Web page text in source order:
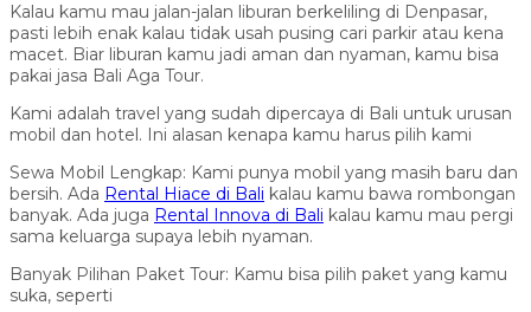
Kalau kamu mau jalan-jalan liburan berkeliling di Denpasar,
pasti lebih enak kalau tidak usah pusing cari parkir atau kena
macet. Biar liburan kamu jadi aman dan nyaman, kamu bisa
pakai jasa Bali Aga Tour.
Kami adalah travel yang sudah dipercaya di Bali untuk urusan
mobil dan hotel. Ini alasan kenapa kamu harus pilih kami
Sewa Mobil Lengkap: Kami punya mobil yang masih baru dan
bersih. Ada Rental Hiace di Bali kalau kamu bawa rombongan
banyak. Ada juga Rental Innova di Bali kalau kamu mau pergi
sama keluarga supaya lebih nyaman.
Banyak Pilihan Paket Tour: Kamu bisa pilih paket yang kamu
suka, seperti